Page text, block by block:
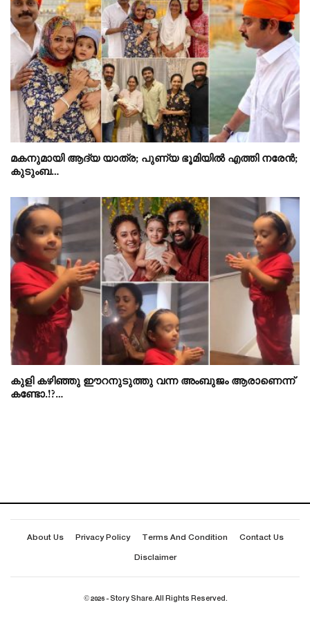
മകനുമായി ആദ്യ യാത്ര; പുണ്യ ഭൂമിയിൽ എത്തി നരേൻ;
കുടുംബ…
കുളി കഴിഞ്ഞു ഈറനുടുത്തു വന്ന അംബുജം ആരാണെന്ന്
കണ്ടോ.!?…
About Us Privacy Policy Terms And Condition Contact Us
Disclaimer
© 2026 - Story Share. All Rights Reserved.